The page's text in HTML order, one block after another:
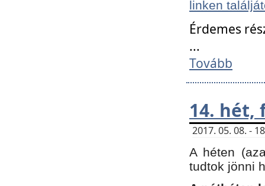
linken
Érdemes
...
Tovább
14. hét,
2017. 05. 08. -
A héten
tudtok jönni